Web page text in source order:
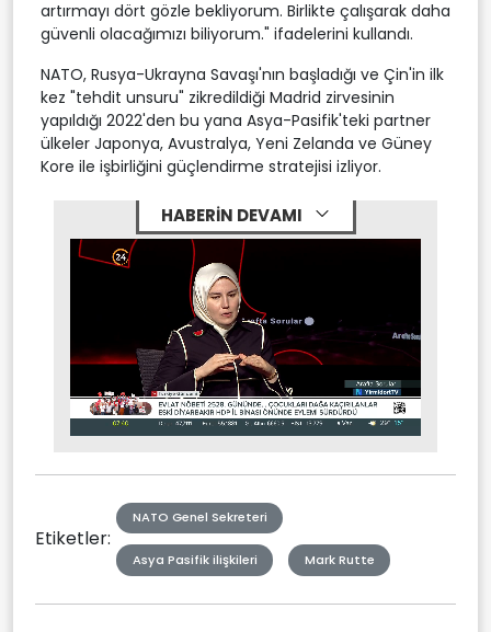
artırmayı dört gözle bekliyorum. Birlikte çalışarak daha
güvenli olacağımızı biliyorum." ifadelerini kullandı.
NATO, Rusya-Ukrayna Savaşı'nın başladığı ve Çin'in ilk
kez "tehdit unsuru" zikredildiği Madrid zirvesinin
yapıldığı 2022'den bu yana Asya-Pasifik'teki partner
ülkeler Japonya, Avustralya, Yeni Zelanda ve Güney
Kore ile işbirliğini güçlendirme stratejisi izliyor.
HABERİN DEVAMI
Mute Stream
Etiketler:
NATO Genel Sekreteri
Asya Pasifik ilişkileri Mark Rutte